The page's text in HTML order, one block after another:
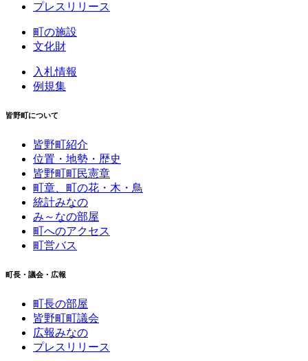
プレスリリース
町の施設
文化財
入札情報
例規集
皆野町について
皆野町紹介
位置・地勢・歴史
皆野町町民憲章
町章、町の花・木・鳥
統計みなの
み～なの部屋
町へのアクセス
町営バス
町長・議会・広報
町長の部屋
皆野町町議会
広報みなの
プレスリリース